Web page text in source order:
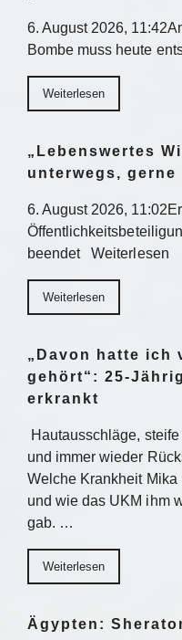
6. August 2026,
Bombe muss heute
Weiterlesen
„Lebenswertes
unterwegs, gerne
6. August 2026,
beendet Weiterlesen
Weiterlesen
„Davon hatte ich
gehört“: 25-
erkrankt
Hautausschläge,
und immer wieder
Welche Krankheit
und wie das UKM ihm
gab. …
Weiterlesen
Ägypten: